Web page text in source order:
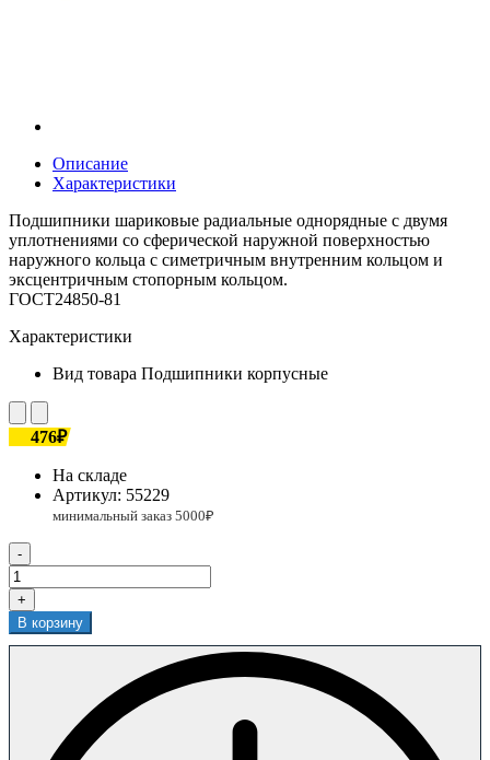
Описание
Характеристики
Подшипники шариковые радиальные однорядные с двумя
уплотнениями со сферической наружной поверхностью
наружного кольца с симетричным внутренним кольцом и
эксцентричным стопорным кольцом.
ГОСТ24850-81
Характеристики
Вид товара Подшипники корпусные
476₽
На складе
Артикул: 55229
-
+
В корзину